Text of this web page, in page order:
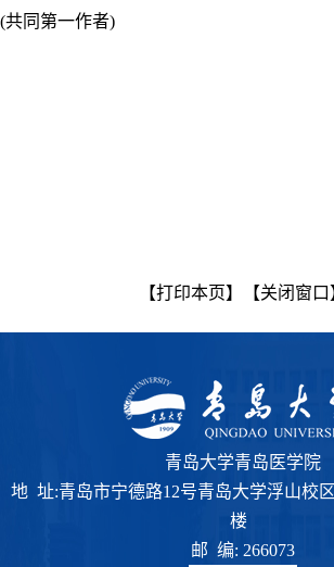
(共同第一作者)
【打印本页】 【关闭窗口
青岛大学青岛医学院
地 址:青岛市宁德路12号青岛大学浮山校
楼
邮 编: 266073